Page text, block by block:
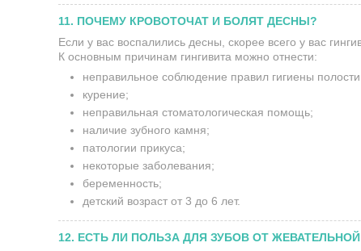
11. ПОЧЕМУ КРОВОТОЧАТ И БОЛЯТ ДЕСНЫ?
Если у вас воспалились десны, скорее всего у вас
К основным причинам гингивита можно отнести:
неправильное соблюдение правил гигиены
курение;
неправильная стоматологическая помощь;
наличие зубного камня;
патологии прикуса;
некоторые заболевания;
беременность;
детский возраст от 3 до 6 лет.
12. ЕСТЬ ЛИ ПОЛЬЗА ДЛЯ ЗУБОВ ОТ